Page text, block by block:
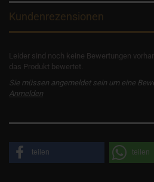
Kundenrezensionen
Leider sind noch keine Bewertungen
das Produkt bewertet.
Sie müssen angemeldet sein um eine
Anmelden
teilen teilen